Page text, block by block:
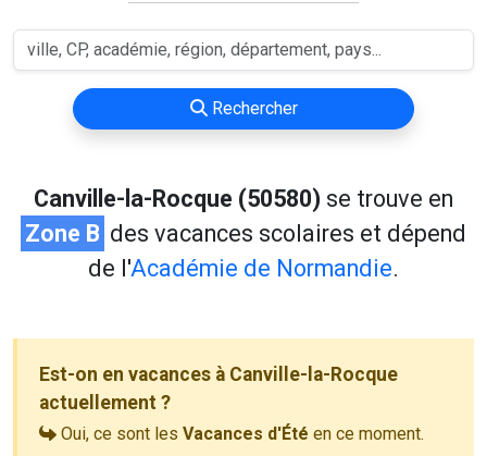
Rechercher
Canville-la-Rocque (50580) se trouve en
Zone B des vacances scolaires et dépend
de l'Académie de Normandie.
Est-on en vacances à Canville-la-Rocque
actuellement ?
Oui, ce sont les Vacances d'Été en ce moment.